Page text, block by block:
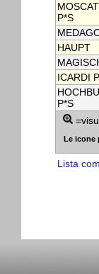
P*S
HAUPT
ICARDI
P*S
Le icone
Lista